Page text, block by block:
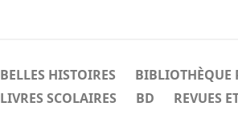
BELLES HISTOIRES BIBLIOTHÈQUE
LIVRES SCOLAIRES
BD REVUES